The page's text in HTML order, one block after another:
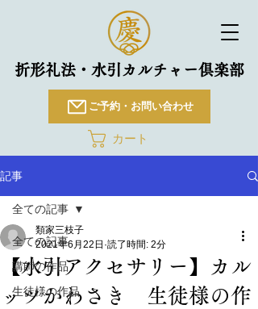
折形礼法・水引カルチャー倶楽部
ご予約・お問い合わせ
カート
記事
全ての記事
講師の作品
生徒様の作品
全ての記事
【水引アクセサリー】カル
ッツかわさき 生徒様の作
類家三枝子
2021年6月22日 読了時間: 2分